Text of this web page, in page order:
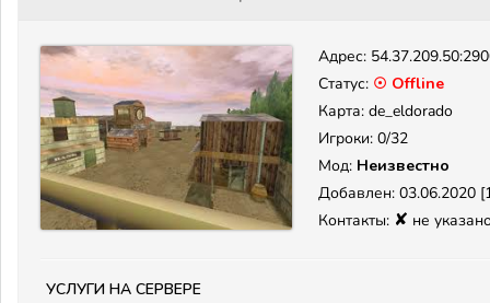
Адрес:
Статус: ☉ Offline
Карта: de_eldorado
Игроки: 0/32
Мод: Неизвестно
Добавлен: 03.06.2020
Контакты: ✘ не
Услуги на сервере